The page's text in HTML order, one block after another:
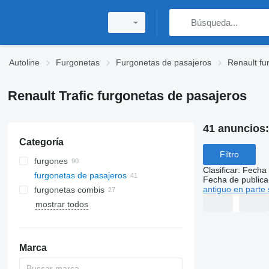
Autoline Furgonetas Furgonetas de pasajeros Renault
Renault Trafic furgonetas de pasajeros
Categoría
furgones
furgonetas de pasajeros
furgonetas combis
mostrar todos
Marca
41 anuncios:
Filtro
Clasificar: Fecha
Fecha de
antiguo en parte